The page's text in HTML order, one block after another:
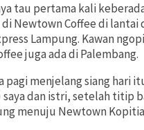
tau pertama kali
Newtown Coffee di lantai
Lampung. Kawan
juga ada di Palembang.
pagi menjelang siang hari
saya dan istri, setelah titip
menuju Newtown